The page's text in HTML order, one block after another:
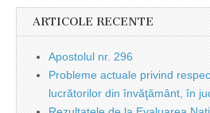
ARTICOLE RECENTE
Apostolul nr. 296
Probleme actuale privind
lucrătorilor din învăţământ, în